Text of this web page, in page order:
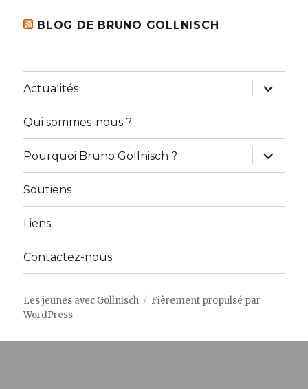
BLOG DE BRUNO GOLLNISCH
Actualités
ouvrir
le
sous-
Qui sommes-nous ?
Pourquoi Bruno Gollnisch ?
ouvrir
le
sous-
Soutiens
Liens
Contactez-nous
Les jeunes avec Gollnisch
Fièrement propulsé par
WordPress